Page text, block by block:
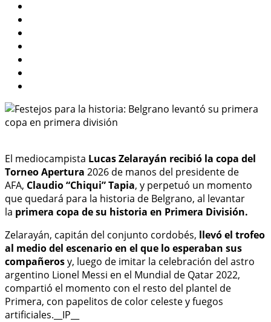
El mediocampista Lucas Zelarayán recibió la copa del
Torneo Apertura 2026 de manos del presidente de
AFA, Claudio “Chiqui” Tapia, y perpetuó un momento
que quedará para la historia de Belgrano, al levantar
la primera copa de su historia en Primera División.
Zelarayán, capitán del conjunto cordobés, llevó el trofeo
al medio del escenario en el que lo esperaban sus
compañerosy, luego de imitar la celebración del astro
argentino Lionel Messi en el Mundial de Qatar 2022,
compartió el momento con el resto del plantel de
Primera, con papelitos de color celeste y fuegos
artificiales.__IP__